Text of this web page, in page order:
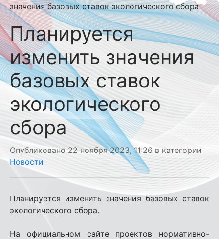
значения базовых ставок экологического сбора
Планируется
изменить значения
базовых ставок
экологического
сбора
Опубликовано 22 ноября 2023, 11:26 в категории
Новости
Планируется изменить значения базовых ставок
экологического сбора.
На официальном сайте проектов нормативно-